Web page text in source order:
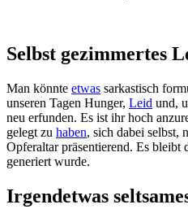
Selbst gezimmertes
Man könnte etwas sarkastisch
unseren Tagen Hunger, Leid und,
neu erfunden. Es ist ihr hoch
gelegt zu haben, sich dabei selbst,
Opferaltar präsentierend. Es bleibt
generiert wurde.
Irgendetwas